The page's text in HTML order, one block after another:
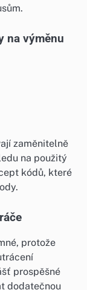
na výměnu
zaměnitelně
na použitý
kódů, které
protože
prospěšné
dodatečnou